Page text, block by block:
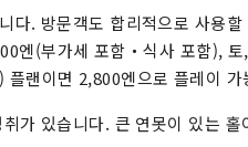
다. 방문객도 합리적으로 사용
엔(부가세 포함・식사 포함),
랜이면 2,800엔으로 플레이 가
가 있습니다. 큰 연못이 있는